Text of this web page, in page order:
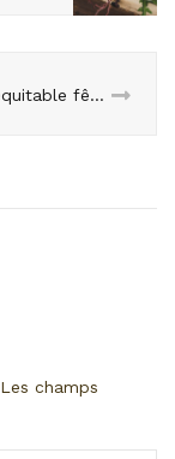
La quinzaine du commerce équitable fête ses 20 ans !
Les champs